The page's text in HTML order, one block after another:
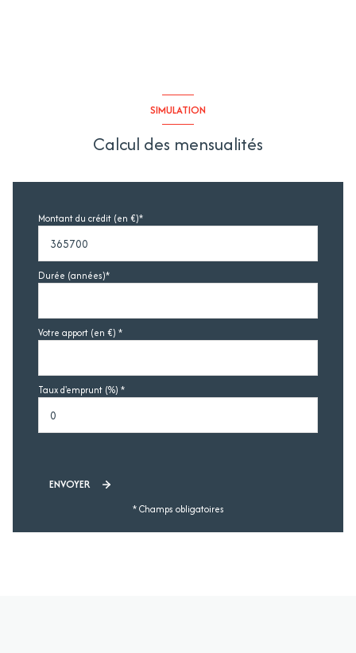
SIMULATION
Calcul des mensualités
Montant du crédit (en €)*
Durée (années)*
Votre apport (en €) *
Taux d'emprunt (%) *
ENVOYER
* Champs obligatoires